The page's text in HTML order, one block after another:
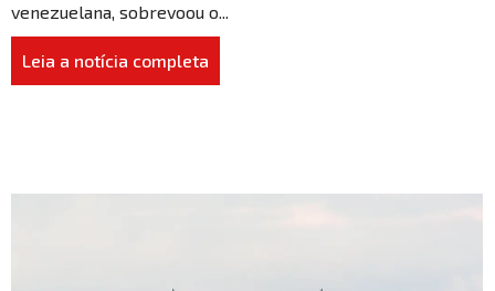
venezuelana, sobrevoou o...
Leia a notícia completa